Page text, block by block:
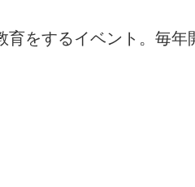
をするイベント。毎年